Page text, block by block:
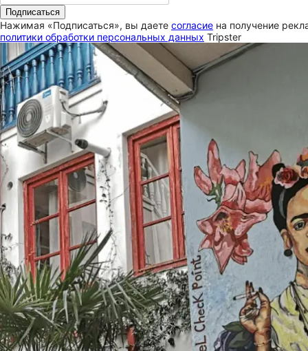
Подписаться
Нажимая «Подписаться», вы даете согласие на получение
политики обработки персональных данных Tripster